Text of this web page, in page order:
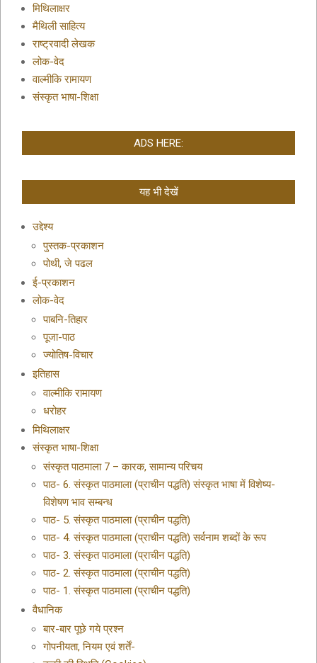
मिथिलाक्षर
मैथिली साहित्य
राष्ट्रवादी लेखक
लोक-वेद
वाल्मीकि रामायण
संस्कृत भाषा-शिक्षा
ADS HERE:
यह भी देखें
उद्देश्य
पुस्तक-प्रकाशन
पोथी, जे पढल
ई-प्रकाशन
लोक-वेद
पाबनि-तिहार
पूजा-पाठ
ज्योतिष-विचार
इतिहास
वाल्मीकि रामायण
धरोहर
मिथिलाक्षर
संस्कृत भाषा-शिक्षा
संस्कृत पाठमाला 7 – कारक, सामान्य परिचय
पाठ- 6. संस्कृत पाठमाला (प्राचीन पद्धति) संस्कृत भाषा में विशेष्य-
विशेषण भाव सम्बन्ध
पाठ- 5. संस्कृत पाठमाला (प्राचीन पद्धति)
पाठ- 4. संस्कृत पाठमाला (प्राचीन पद्धति) सर्वनाम शब्दों के रूप
पाठ- 3. संस्कृत पाठमाला (प्राचीन पद्धति)
पाठ- 2. संस्कृत पाठमाला (प्राचीन पद्धति)
पाठ- 1. संस्कृत पाठमाला (प्राचीन पद्धति)
वैधानिक
बार-बार पूछे गये प्रश्न
गोपनीयता, नियम एवं शर्तें-